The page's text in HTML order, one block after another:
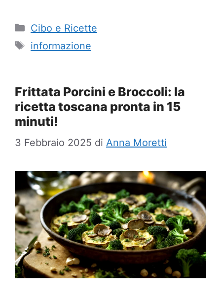
Categorie
Cibo e Ricette
Tag
informazione
Frittata Porcini e Broccoli: la
ricetta toscana pronta in 15
minuti!
3 Febbraio 2025 di Anna Moretti